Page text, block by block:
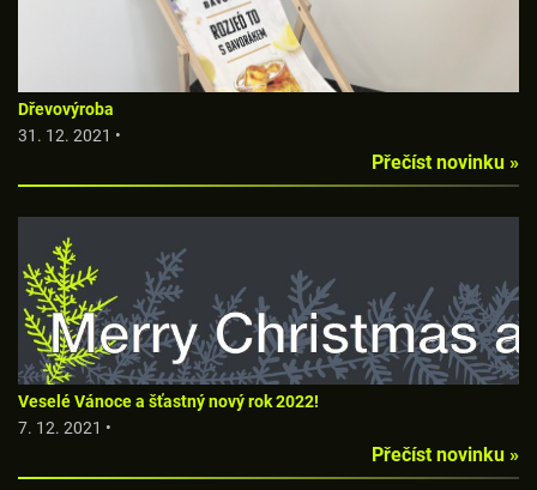
Dřevovýroba
31. 12. 2021 •
Přečíst novinku »
Veselé Vánoce a šťastný nový rok 2022!
7. 12. 2021 •
Přečíst novinku »